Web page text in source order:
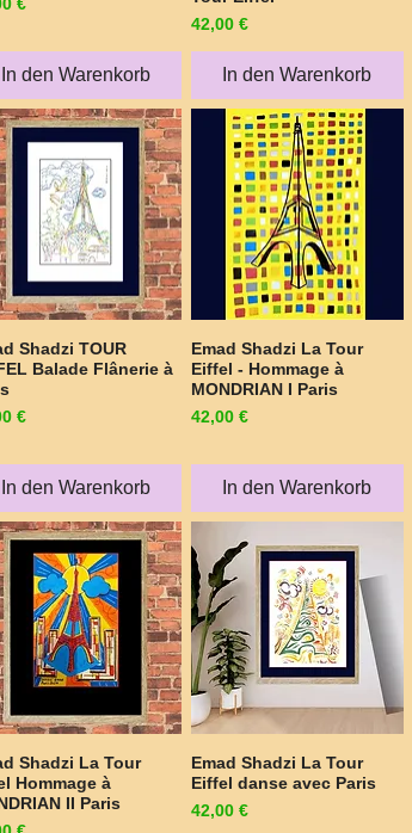
In den Warenkorb
Preis
42,00 €
In den Warenkorb
Schnellansicht
Shadzi TOUR
Balade Flânerie à
€
In den Warenkorb
Schnellansicht
Emad Shadzi La Tour
Eiffel - Hommage à
MONDRIAN I Paris
Preis
42,00 €
In den Warenkorb
Schnellansicht
Shadzi La Tour
Hommage à
II Paris
Schnellansicht
Emad Shadzi La Tour
Eiffel danse avec Paris
Preis
42,00 €